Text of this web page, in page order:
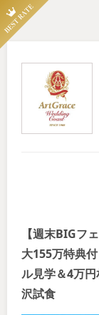
【週末BIGフ
大155万特典
ル見学＆4万
沢試食